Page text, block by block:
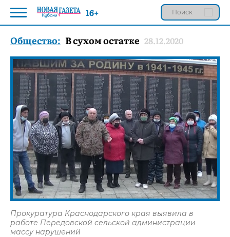
Общество: В сухом остатке 28.12.2020
Прокуратура Краснодарского края выявила в
работе Передовской сельской администрации
массу нарушений
16+